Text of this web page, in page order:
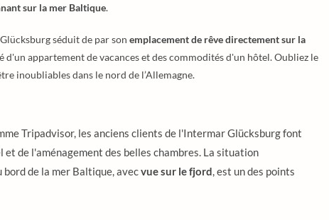
sur la mer Baltique.
séduit de par son emplacement de rêve directement sur la
appartement de vacances et des commodités d'un hôtel. Oubliez le
inoubliables dans le nord de l’Allemagne.
Tripadvisor, les anciens clients de l'Intermar Glücksburg font
de l'aménagement des belles chambres. La situation
de la mer Baltique, avecvue sur le fjord, est un des points